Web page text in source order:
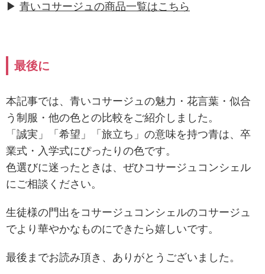
▶ 青いコサージュの商品一覧はこちら
最後に
本記事では、青いコサージュの魅力・花言葉・似合
う制服・他の色との比較をご紹介しました。
「誠実」「希望」「旅立ち」の意味を持つ青は、卒
業式・入学式にぴったりの色です。
色選びに迷ったときは、ぜひコサージュコンシェル
にご相談ください。
生徒様の門出をコサージュコンシェルのコサージュ
でより華やかなものにできたら嬉しいです。
最後までお読み頂き、ありがとうございました。